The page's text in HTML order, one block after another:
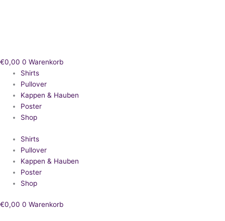
€0,00 0 Warenkorb
Shirts
Pullover
Kappen & Hauben
Poster
Shop
Shirts
Pullover
Kappen & Hauben
Poster
Shop
€0,00 0 Warenkorb